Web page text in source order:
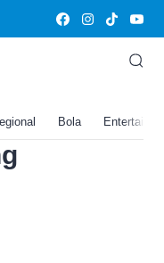
Bola
vs Timor
2024,
Pedro